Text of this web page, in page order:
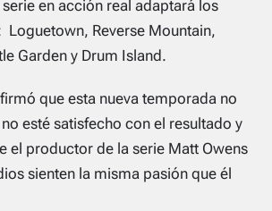
en acción real adaptará los
Loguetown, Reverse Mountain,
Garden y Drum Island.
que esta nueva temporada no
esté satisfecho con el resultado y
el productor de la serie Matt Owens
sienten la misma pasión que él